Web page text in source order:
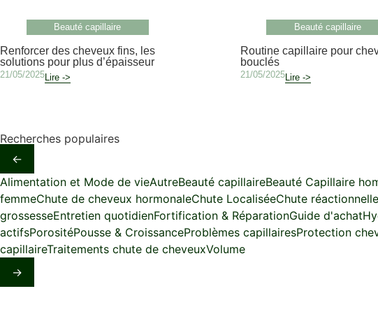
Beauté capillaire
Renforcer des cheveux fins, les
solutions pour plus d’épaisseur
21/05/2025Lire ->
Beauté capillaire
Routine capillaire pour
bouclés
21/05/2025Lire ->
Recherches populaires
←
Alimentation et Mode de vieAutreBeauté capillaireBeauté Capillaire
femmeChute de cheveux hormonaleChute LocaliséeChute réactionnelle
grossesseEntretien quotidienFortification & RéparationGuide d'achat
actifsPorositéPousse & CroissanceProblèmes capillairesProtection
capillaireTraitements chute de cheveuxVolume
→